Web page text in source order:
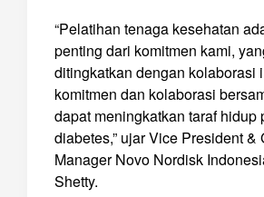
“Pelatihan tenaga kesehatan
penting dari komitmen kami,
ditingkatkan dengan kolaborasi
komitmen dan kolaborasi
dapat meningkatkan taraf hidup
diabetes,” ujar Vice President &
Manager Novo Nordisk
Shetty.